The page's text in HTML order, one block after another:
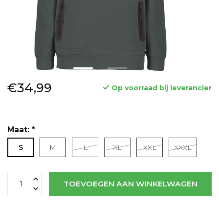
€34,99 Op voorraad bij leverancier
Maat: *
S M L XL XXL XXXL
TOEVOEGEN AAN WINKELWAGEN